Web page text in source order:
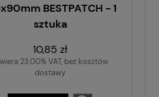
BESTPATCH - 1
sztuka
10,85 zł
23.00% VAT, bez kosztów
dostawy